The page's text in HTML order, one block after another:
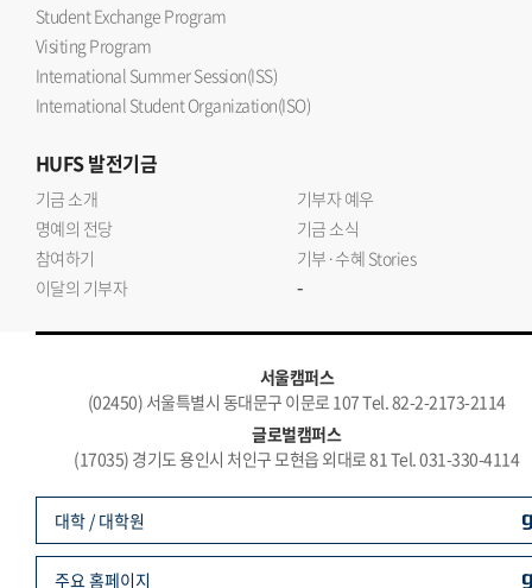
Student Exchange Program
Visiting Program
International Summer Session(ISS)
International Student Organization(ISO)
HUFS발전기금
기금 소개
기부자 예우
명예의 전당
기금 소식
참여하기
기부·수혜 Stories
이달의 기부자
-
서울캠퍼스
(02450) 서울특별시 동대문구 이문로 107 Tel. 82-2-2173-2114
글로벌캠퍼스
(17035) 경기도 용인시 처인구 모현읍 외대로 81 Tel. 031-330-4114
대학 / 대학원
주요 홈페이지